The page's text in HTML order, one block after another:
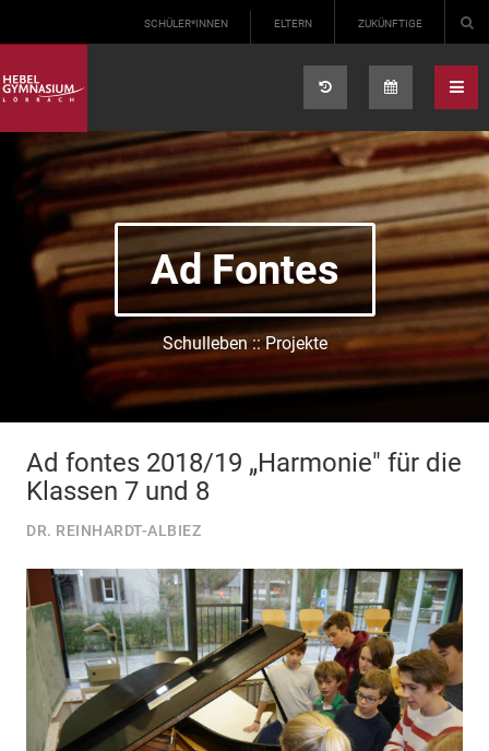
SCHÜLER*INNEN ELTERN ZUKÜNFTIGE
Ad Fontes
Schulleben :: Projekte
Ad fontes 2018/19 „Harmonie" für die
Klassen 7 und 8
DR. REINHARDT-ALBIEZ